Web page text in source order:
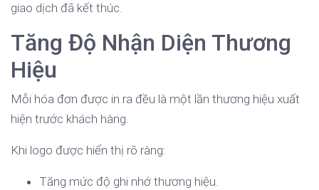
giao dịch đã kết thúc.
Tăng Độ Nhận Diện Thương
Hiệu
Mỗi hóa đơn được in ra đều là một lần thương hiệu xuất
hiện trước khách hàng.
Khi logo được hiển thị rõ ràng:
Tăng mức độ ghi nhớ thương hiệu.